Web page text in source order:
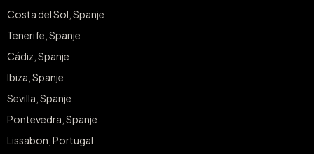
Costa del Sol, Spanje
Tenerife, Spanje
Cádiz, Spanje
Ibiza, Spanje
Sevilla, Spanje
Pontevedra, Spanje
Lissabon, Portugal